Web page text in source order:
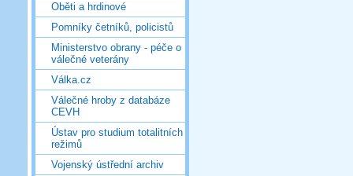
Oběti a hrdinové
Pomníky četníků, policistů
Ministerstvo obrany - péče o
válečné veterány
Válka.cz
Válečné hroby z databáze
CEVH
Ústav pro studium totalitních
režimů
Vojenský ústřední archiv